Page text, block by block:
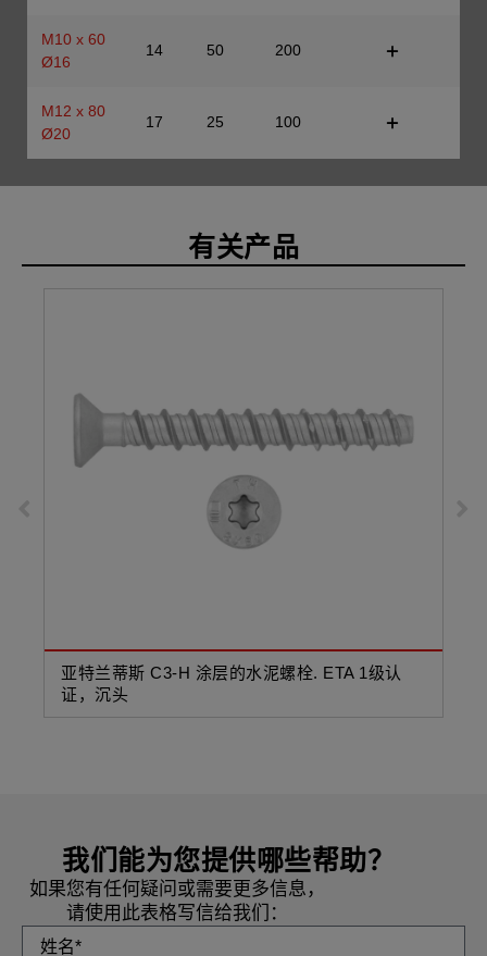
M10 x 60
Ø16
14 50 200
M12 x 80
Ø20
17 25 100
有关产品
亚特兰蒂斯 C3-H 涂层的水泥螺栓. ETA 1级认
证，沉头
我们能为您提供哪些帮助？
如果您有任何疑问或需要更多信息，
请使用此表格写信给我们：